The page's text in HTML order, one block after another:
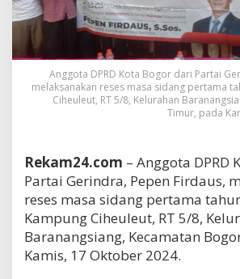
Anggota DPRD Kota Bogor dari Partai
melaksanakan reses masa sidang pertama
Ciheuleut, RT 5/8, Kelurahan
Timur, pada
Rekam24.com – Anggota DPRD
Partai Gerindra, Pepen Firdaus,
reses masa sidang pertama
Kampung Ciheuleut, RT 5/8,
Baranangsiang, Kecamatan
Kamis, 17 Oktober 2024.